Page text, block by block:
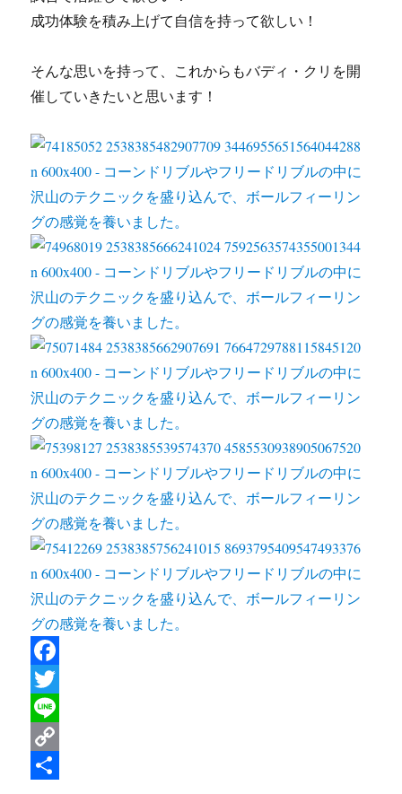
成功体験を積み上げて自信を持って欲しい！
そんな思いを持って、これからもバディ・クリを開
催していきたいと思います！
F
a
c
e
T
w
L
C